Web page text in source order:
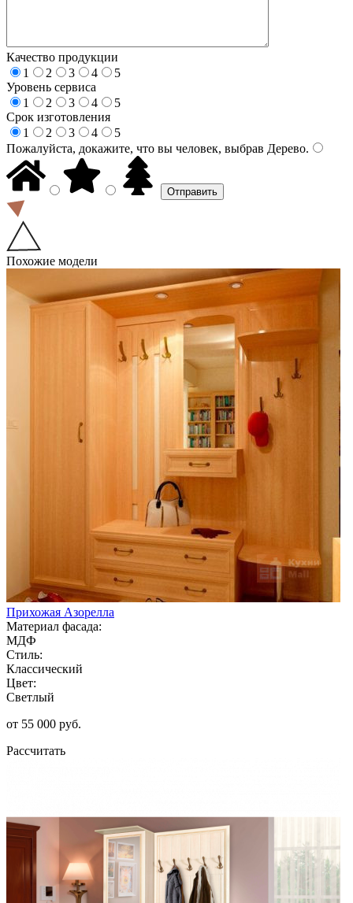
Качество продукции
1
2 3 4
5
Уровень сервиса
1
2 3 4
5
Срок изготовления
1
2 3 4
5
Пожалуйста, докажите, что вы человек, выбрав Дерево.
Похожие модели
Прихожая Азорелла
Материал фасада:
МДФ
Стиль:
Классический
Цвет:
Светлый
от 55 000 руб.
Рассчитать